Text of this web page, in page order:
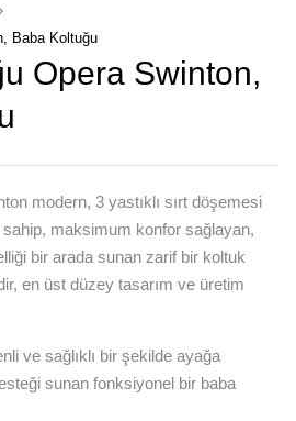
Baba Koltuğu
Opera Swinton,
modern, 3 yastıklı sırt döşemesi
maksimum konfor sağlayan,
bir arada sunan zarif bir koltuk
en üst düzey tasarım ve üretim
ve sağlıklı bir şekilde ayağa
sunan fonksiyonel bir baba